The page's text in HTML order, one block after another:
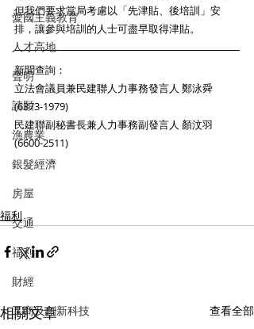
愛國主義教育
人才高地
聲明
請願
漁農業
銀髮經濟
房屋
交通
福利
財經
工商及創新科技
但我們要求當局考慮以「先津貼、後培訓」安
排，讓參與培訓的人士可盡早取得津貼。
新聞查詢：
立法會議員兼民建聯人力事務發言人 鄭泳舜
(6373-1979)
民建聯副秘書長兼人力事務副發言人 顏汶羽
(6600-2511)
福利
相關文章 查看全部